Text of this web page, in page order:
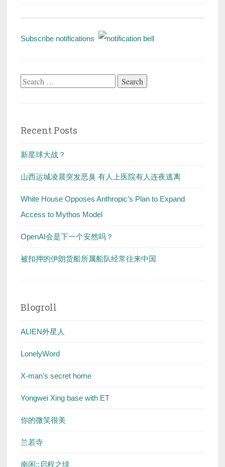
Subscribe notifications
Search
Recent Posts
新星球大战？
山西运城凌晨突发恶臭 有人上医院有人连夜逃离
White House Opposes Anthropic’s Plan to Expand
Access to Mythos Model
OpenAI会是下一个安然吗？
被扣押的伊朗货船所属船队经常往来中国
Blogroll
ALIEN外星人
LonelyWord
X-man’s secret home
Yongwei Xing base with ET
你的微笑很美
兰若寺
南闲::启程之绯